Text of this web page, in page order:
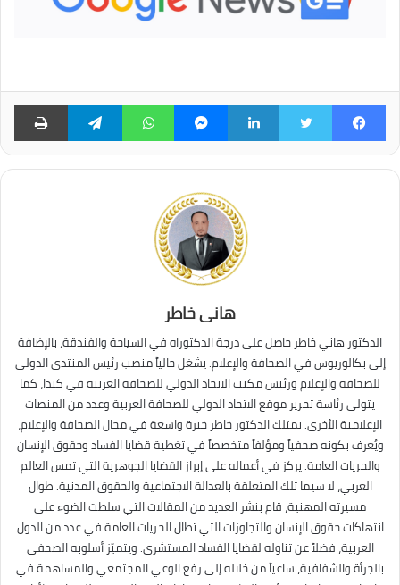
فيسبوك لينكدإن ماسنجر واتساب تيلقرام
هانى خاطر
الدكتور هاني خاطر حاصل على درجة الدكتوراه في السياحة والفندقة، بالإضافة
إلى بكالوريوس في الصحافة والإعلام. يشغل حالياً منصب رئيس المنتدى الدولى
للصحافة والإعلام ورئيس مكتب الاتحاد الدولي للصحافة العربية في كندا، كما
يتولى رئاسة تحرير موقع الاتحاد الدولي للصحافة العربية وعدد من المنصات
الإعلامية الأخرى. يمتلك الدكتور خاطر خبرة واسعة في مجال الصحافة والإعلام،
ويُعرف بكونه صحفياً ومؤلفاً متخصصاً في تغطية قضايا الفساد وحقوق الإنسان
والحريات العامة. يركز في أعماله على إبراز القضايا الجوهرية التي تمس العالم
العربي، لا سيما تلك المتعلقة بالعدالة الاجتماعية والحقوق المدنية. طوال
مسيرته المهنية، قام بنشر العديد من المقالات التي سلطت الضوء على
انتهاكات حقوق الإنسان والتجاوزات التي تطال الحريات العامة في عدد من الدول
العربية، فضلاً عن تناوله لقضايا الفساد المستشري. ويتميّز أسلوبه الصحفي
بالجرأة والشفافية، ساعياً من خلاله إلى رفع الوعي المجتمعي والمساهمة في